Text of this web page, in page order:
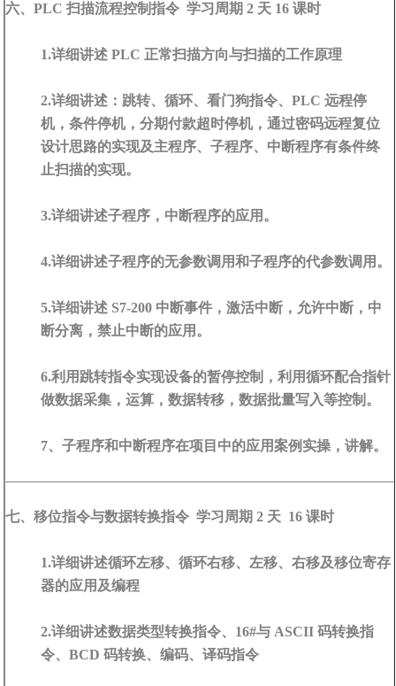
六、PLC 扫描流程控制指令 学习周期 2 天 16 课时
1.详细讲述 PLC 正常扫描方向与扫描的工作原理
2.详细讲述：跳转、循环、看门狗指令、PLC 远程停
机，条件停机，分期付款超时停机，通过密码远程复位
设计思路的实现及主程序、子程序、中断程序有条件终
止扫描的实现。
3.详细讲述子程序，中断程序的应用。
4.详细讲述子程序的无参数调用和子程序的代参数调用。
5.详细讲述 S7-200 中断事件，激活中断，允许中断，中
断分离，禁止中断的应用。
6.利用跳转指令实现设备的暂停控制，利用循环配合指针
做数据采集，运算，数据转移，数据批量写入等控制。
7、子程序和中断程序在项目中的应用案例实操，讲解。
七、移位指令与数据转换指令 学习周期 2 天 16 课时
1.详细讲述循环左移、循环右移、左移、右移及移位寄存
器的应用及编程
2.详细讲述数据类型转换指令、16#与 ASCII 码转换指
令、BCD 码转换、编码、译码指令